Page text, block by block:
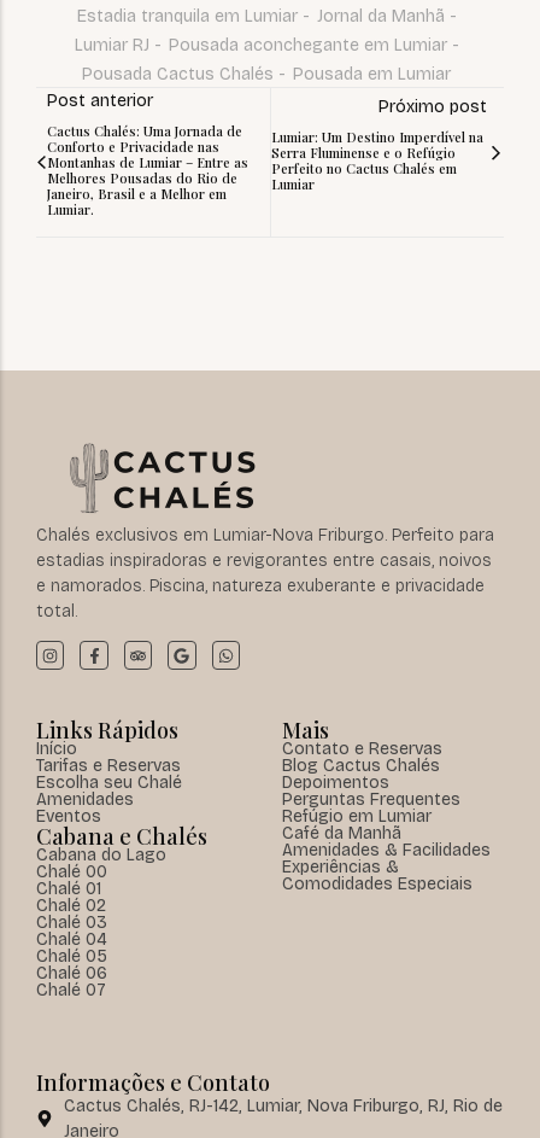
Estadia tranquila em Lumiar- Jornal da Manhã -
Lumiar RJ - Pousada aconchegante em Lumiar-
Pousada Cactus Chalés - Pousada em Lumiar
Post anterior
Cactus Chalés: Uma Jornada de
Conforto e Privacidade nas
Montanhas de Lumiar – Entre as
Melhores Pousadas do Rio de
Janeiro, Brasil e a Melhor em
Lumiar.
Próximo post
Lumiar: Um Destino Imperdível na
Serra Fluminense e o Refúgio
Perfeito no Cactus Chalés em
Lumiar
Chalés exclusivos em Lumiar-Nova Friburgo. Perfeito para
estadias inspiradoras e revigorantes entre casais, noivos
e namorados. Piscina, natureza exuberante e privacidade
total.
Links Rápidos
Início
Tarifas e Reservas
Escolha seu Chalé
Amenidades
Eventos
Cabana e Chalés
Cabana do Lago
Chalé 00
Chalé 01
Chalé 02
Chalé 03
Chalé 04
Chalé 05
Chalé 06
Chalé 07
Mais
Contato e Reservas
Blog Cactus Chalés
Depoimentos
Perguntas Frequentes
Refúgio em Lumiar
Café da Manhã
Amenidades & Facilidades
Experiências &
Comodidades Especiais
Informações e Contato
Cactus Chalés, RJ-142, Lumiar, Nova Friburgo, RJ, Rio de
Janeiro